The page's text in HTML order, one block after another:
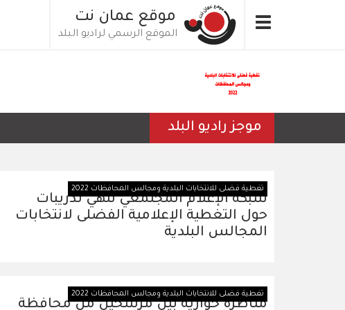
Toggle
navigation
موقع عمان نت
الموقع الرسمي لراديو البلد
موجز راديو البلد
تغطية فضلى للانتخابات البلدية ومجالس المحافظات 2022
شبكة الإعلام المجتمعي تنهي تدريبات
حول التغطية الإعلامية الفضلى لانتخابات
المجالس البلدية
تغطية فضلى للانتخابات البلدية ومجالس المحافظات 2022
مناظرة حوارية بين مرشحين من محافظة